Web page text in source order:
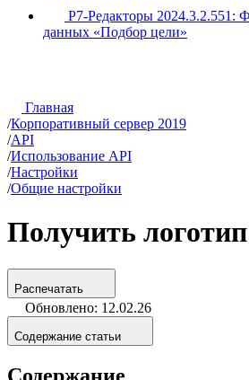
Р7-Редакторы 2024.3.2.551:
данных «Подбор цели»
Главная
/Корпоративный сервер 2019
/API
/Использование API
/Настройки
/Общие настройки
Получить
Распечатать
Обновлено: 12.02.26
Содержание статьи